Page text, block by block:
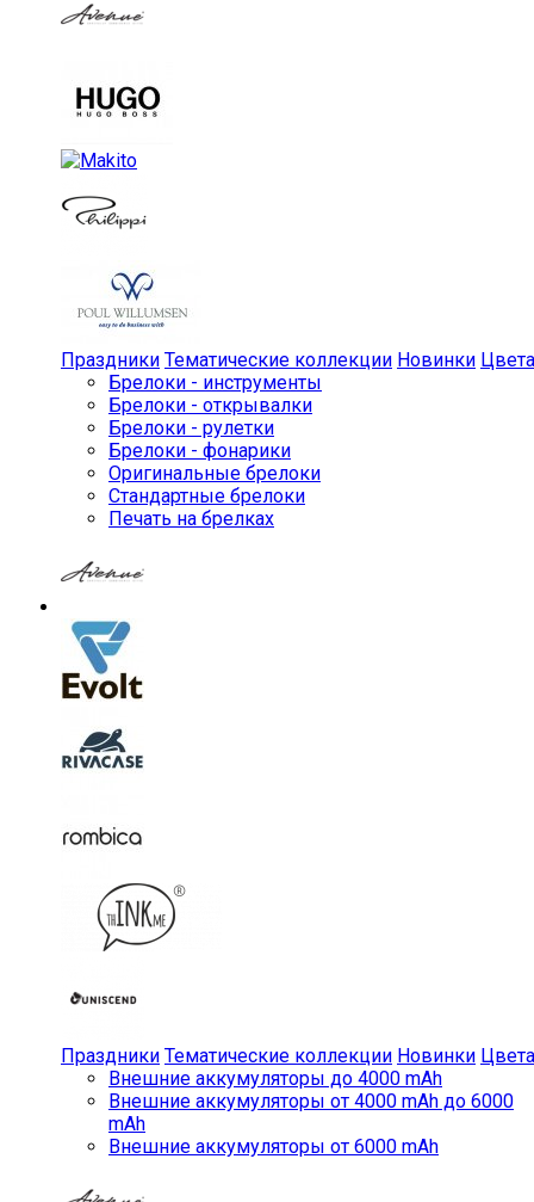
Праздники Тематические коллекции Новинки Цвета
Брелоки - инструменты
Брелоки - открывалки
Брелоки - рулетки
Брелоки - фонарики
Оригинальные брелоки
Стандартные брелоки
Печать на брелках
Праздники Тематические коллекции Новинки Цвета
Внешние аккумуляторы до 4000 mAh
Внешние аккумуляторы от 4000 mAh до 6000
mAh
Внешние аккумуляторы от 6000 mAh